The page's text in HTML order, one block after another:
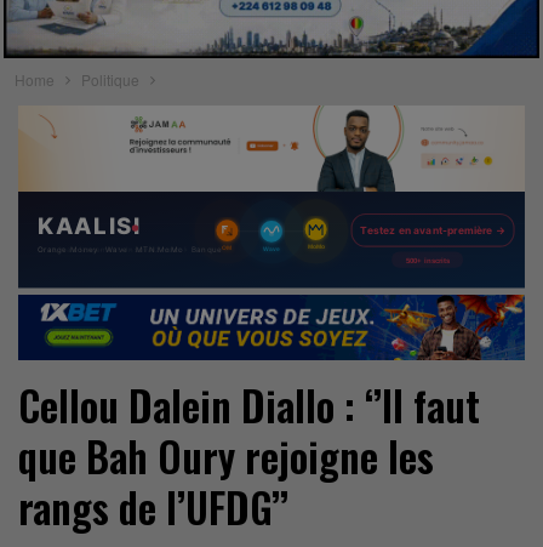
Home Politique
Cellou Dalein Diallo : ‘’Il faut
que Bah Oury rejoigne les
rangs de l’UFDG’’